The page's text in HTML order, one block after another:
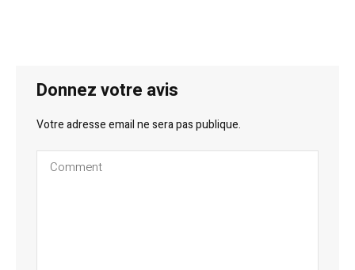
Donnez votre avis
Votre adresse email ne sera pas publique.